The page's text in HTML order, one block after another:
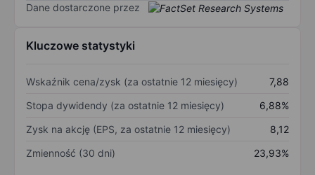
Dane dostarczone przez
Kluczowe statystyki
Wskaźnik cena/zysk (za ostatnie 12 miesięcy)
7,88
Stopa dywidendy (za ostatnie 12 miesięcy)
6,88%
Zysk na akcję (EPS, za ostatnie 12 miesięcy)
8,12
Zmienność (30 dni)
23,93%